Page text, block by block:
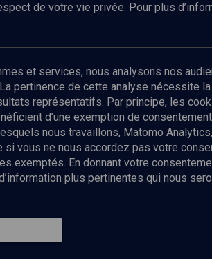
notre newsletter
Envoyer
Politique de protection des
de votre vie privée. Pour plus
et services, nous analysons nos
pertinence de cette analyse nécessite
représentatifs. Par principe, les
d’une exemption de
nous travaillons, Matomo
vous ne nous accordez pas votre
exemptés. En donnant votre
plus pertinentes qui nous